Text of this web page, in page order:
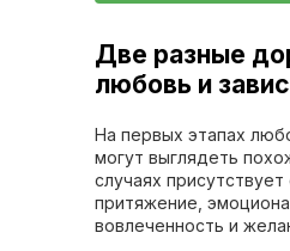
Две разные
любовь и
На первых этапах
могут выглядеть
случаях присутствует
притяжение,
вовлеченность и